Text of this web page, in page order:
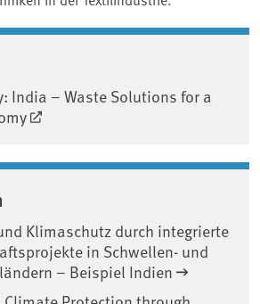
India – Waste Solutions for a
Klimaschutz durch integrierte
in Schwellen- und
– Beispiel Indien